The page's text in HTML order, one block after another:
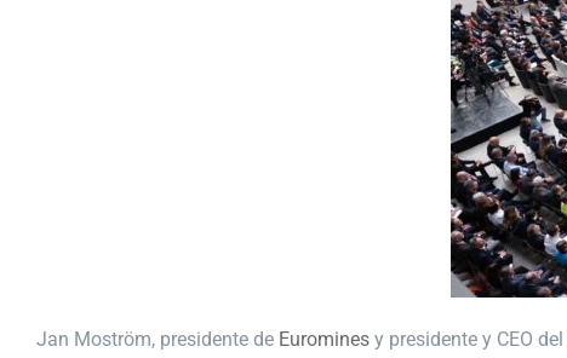
Jan Moström, presidente de Euromines y presidente y CEO del